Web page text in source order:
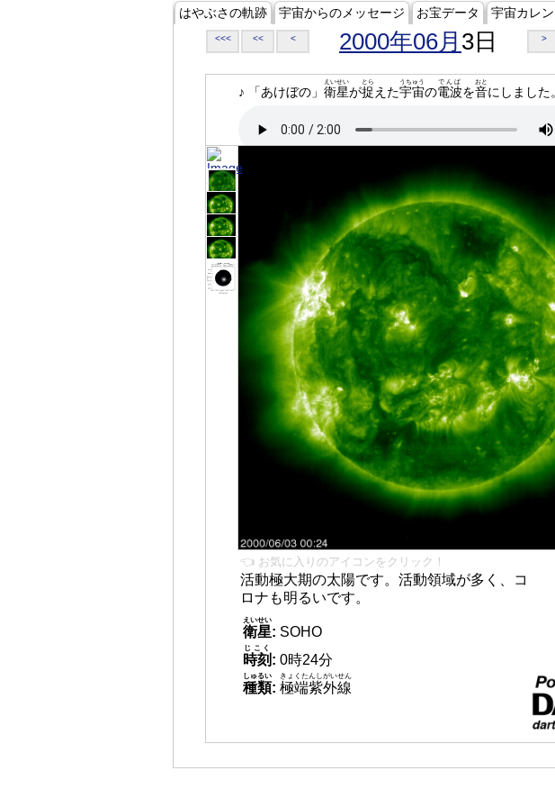
はやぶさの軌跡 宇宙からのメッセージ お宝データ 宇宙カレ
<<< << < 2000年06月 3日 >
♪ 「あけぼの」 衛星
えいせい
が捉
とら
えた宇宙
うちゅう
の電波
でんぱ
を音
おと
にしました。
👈 お気に入りのアイコンをクリック！
活動極大期の太陽です。活動領域が多く、コ
ロナも明るいです。
衛星
えいせい
: SOHO
時刻
じこく
: 0時24分
種類
しゅるい
: 極端紫外線
きょくたんしがいせん